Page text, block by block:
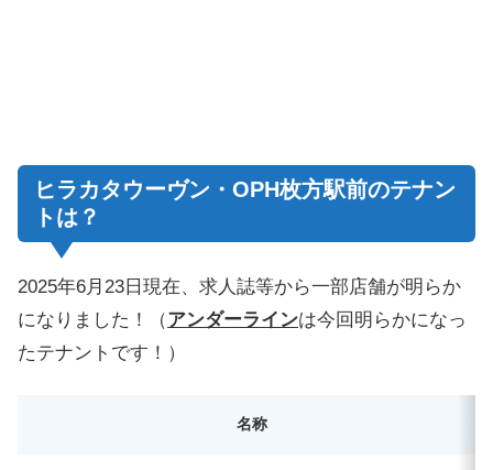
ヒラカタウーヴン・OPH枚方駅前のテナン
トは？
2025年6月23日現在、求人誌等から一部店舗が明らか
になりました！（アンダーラインは今回明らかになっ
たテナントです！）
名称